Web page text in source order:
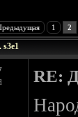
1 2
RE: